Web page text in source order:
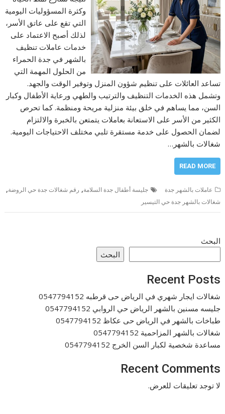
وكثرة المسؤوليات اليومية
التي تقع على عاتق الأسر،
لذلك أصبح الاعتماد على
خدمات عاملات تنظيف
بالشهر في جدة الحمراء
من الحلول المهمة التي
تساعد العائلات على تنظيم شؤون المنزل وتوفير الوقت والجهد.
وتشمل هذه الخدمات التنظيف والترتيب والطهي ورعاية الأطفال وكبار
السن، مما يساهم في خلق بيئة منزلية مريحة ومنظمة. كما تحرص
الكثير من الأسر على الاستعانة بعاملات يتمتعن بالخبرة والالتزام
لضمان الحصول على خدمة مستقرة تلبي مختلف الاحتياجات اليومية.
شغالات بالشهر…
READ MORE
عاملات بالشهر جدة جليسة أطفال جدة السلامة, رقم شغالات جدة حي الروضة,
شغالات بالشهر جدة حي التيسير
البحث
البحث
Recent Posts
شغالات ايجار شهري في الرياض حى قرطبه 0547794152
جليسه مسنين بالشهر الرياض حي الروابي 0547794152
طباخات بالشهر في الرياض حى عكاظ 0547794152
شغالات بالشهر المزاحمية 0547794152
مساعدة شخصية لكبار السن الخرج 0547794152
Recent Comments
لا توجد تعليقات للعرض.